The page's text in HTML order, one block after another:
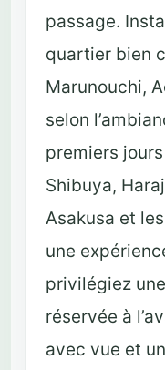
passage.
quartier bien
Marunouchi,
selon
premiers
Shibuya,
Asakusa et
une
privilégiez
réservée à
avec vue et